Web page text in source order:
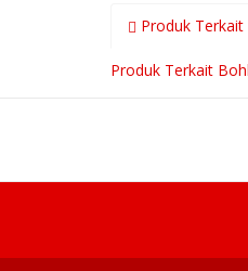
Produk Terkait
Produk Terkait